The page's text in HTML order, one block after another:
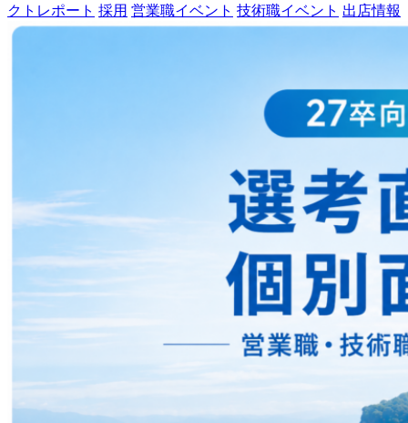
クトレポート 採用 営業職イベント 技術職イベント 出店情報